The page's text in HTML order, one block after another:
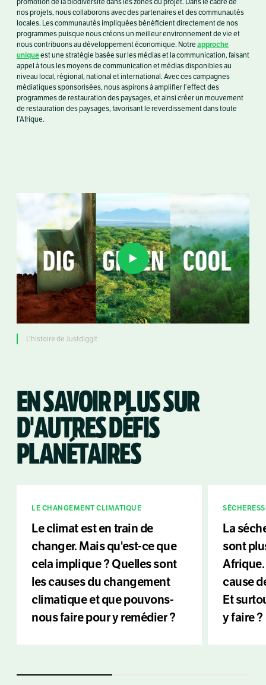
promotion de la biodiversité dans les zones du projet. Dans le cadre de
nos projets, nous collaborons avec des partenaires et des communautés
locales. Les communautés impliquées bénéficient directement de nos
programmes puisque nous créons un meilleur environnement de vie et
nous contribuons au développement économique. Notre approche
uniqueest une stratégie basée sur les médias et la communication, faisant
appel à tous les moyens de communication et médias disponibles au
niveau local, régional, national et international. Avec ces campagnes
médiatiques sponsorisées, nous aspirons à amplifier l’eﬀect des
programmes de restauration des paysages, et ainsi créer un mouvement
de restauration des paysages, favorisant le reverdissement dans toute
l’Afrique.
L'histoire de Justdiggit
EN SAVOIR PLUS SUR
D'AUTRES DÉFIS
PLANÉTAIRES
LE CHANGEMENT CLIMATIQUE
Le climat est en train de
changer. Mais qu'est-ce que
cela implique ? Quelles sont
les causes du changement
climatique et que pouvons-
nous faire pour y remédier ?
La
sont
Afrique.
cause
Et
y faire ?